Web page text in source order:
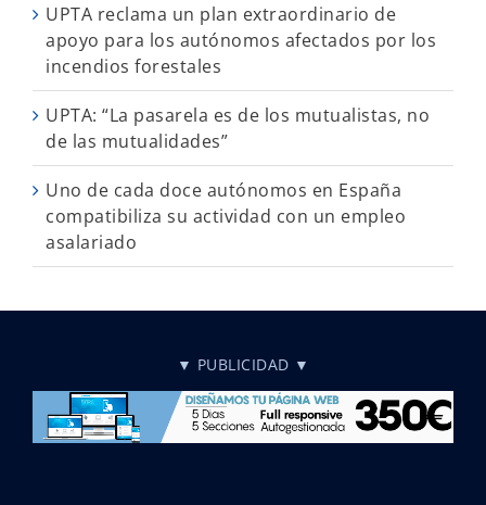
UPTA reclama un plan extraordinario de
apoyo para los autónomos afectados por los
incendios forestales
UPTA: “La pasarela es de los mutualistas, no
de las mutualidades”
Uno de cada doce autónomos en España
compatibiliza su actividad con un empleo
asalariado
▼ PUBLICIDAD ▼